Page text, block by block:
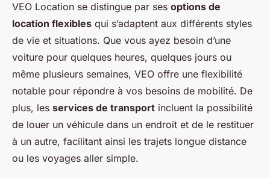
VEO Location se distingue par ses options de
location flexibles qui s’adaptent aux différents styles
de vie et situations. Que vous ayez besoin d’une
voiture pour quelques heures, quelques jours ou
même plusieurs semaines, VEO offre une flexibilité
notable pour répondre à vos besoins de mobilité. De
plus, les services de transport incluent la possibilité
de louer un véhicule dans un endroit et de le restituer
à un autre, facilitant ainsi les trajets longue distance
ou les voyages aller simple.